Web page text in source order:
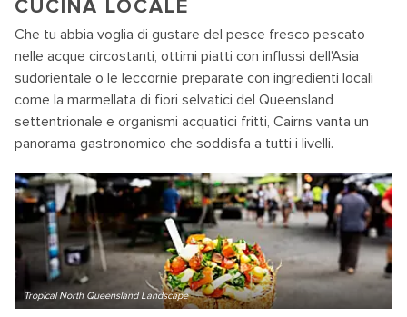
CUCINA LOCALE
Che tu abbia voglia di gustare del pesce fresco pescato
nelle acque circostanti, ottimi piatti con influssi dell'Asia
sudorientale o le leccornie preparate con ingredienti locali
come la marmellata di fiori selvatici del Queensland
settentrionale e organismi acquatici fritti, Cairns vanta un
panorama gastronomico che soddisfa a tutti i livelli.
Tropical North Queensland Landscape